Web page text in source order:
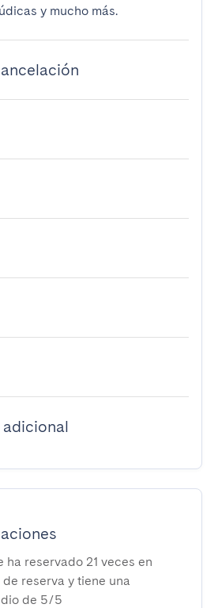
y mucho más.
ha reservado 21 veces en
reserva y tiene una
de 5/5